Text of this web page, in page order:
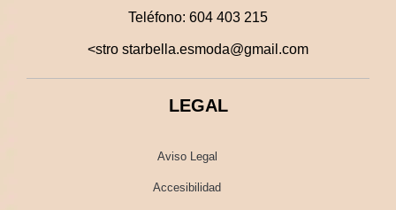
Teléfono: 604 403 215
<stro starbella.esmoda@gmail.com
LEGAL
Aviso Legal
Accesibilidad